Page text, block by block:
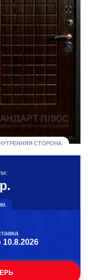
СТОРОНА
10.8.2026